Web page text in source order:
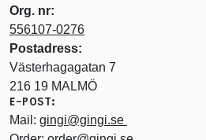
Org. nr:
556107-0276
Postadress:
Västerhagagatan 7
216 19 MALMÖ
E-POST:
Mail: gingi@gingi.se